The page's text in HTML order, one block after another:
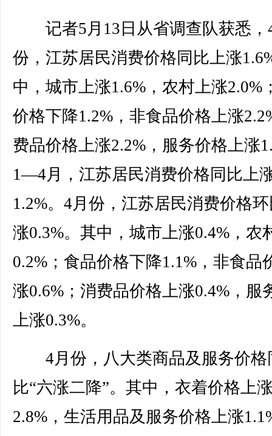
记者5月13日从省调查队获悉，
份，江苏居民消费价格同比上涨
中，城市上涨1.6%，农村上涨2.0%
价格下降1.2%，非食品价格上涨
费品价格上涨2.2%，服务价格上涨
1—4月，江苏居民消费价格同比上
1.2%。4月份，江苏居民消费价格
涨0.3%。其中，城市上涨0.4%，农
0.2%；食品价格下降1.1%，非食品
涨0.6%；消费品价格上涨0.4%，服
上涨0.3%。
4月份，八大类商品及服务价格
比“六涨二降”。其中，衣着价格上
2.8%，生活用品及服务价格上涨